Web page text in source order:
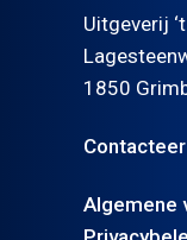
Uitgeverij
1850
Algemene